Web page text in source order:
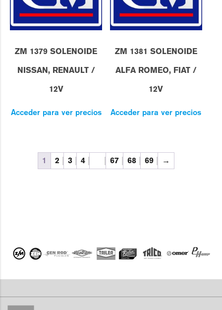
ZM 1379 SOLENOIDE
NISSAN, RENAULT /
12V
Acceder para ver precios
ZM 1381 SOLENOIDE
ALFA ROMEO, FIAT /
12V
Acceder para ver precios
1 2 3 4 67 68 69 →